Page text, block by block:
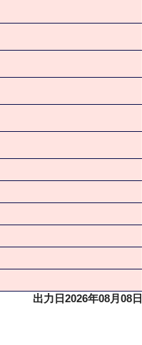
出力日2026年08月08日